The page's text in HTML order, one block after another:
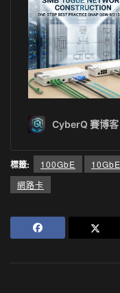
標籤: 100GbE 10GbE
網路卡